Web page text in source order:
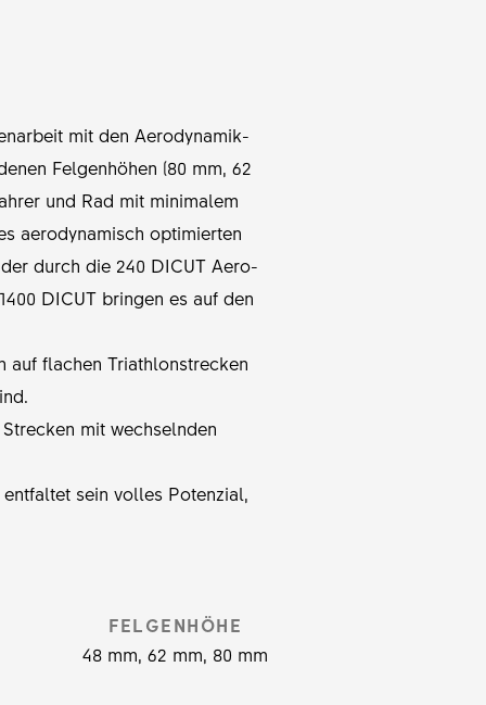
mit den Aerodynamik-
Felgenhöhen (80 mm, 62
und Rad mit minimalem
aerodynamisch optimierten
durch die 240 DICUT Aero-
DICUT bringen es auf den
auf flachen Triathlonstrecken
mit wechselnden
sein volles Potenzial,
FELGENHÖHE
48 mm, 62 mm, 80 mm